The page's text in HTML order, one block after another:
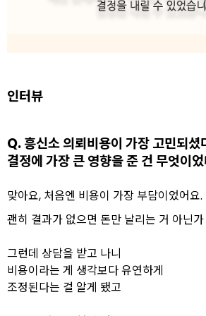
인터뷰
Q. 흥신소 의뢰비용이 가장 고민되셨
결정에 가장 큰 영향을 준 건 무엇이
맞아요, 처음엔 비용이 가장 부담이었어요.
괜히 결과가 없으면 돈만 날리는 거 아닌
그런데 상담을 받고 나니
비용이라는 게 생각보다 유연하게
조정된다는 걸 알게 됐고